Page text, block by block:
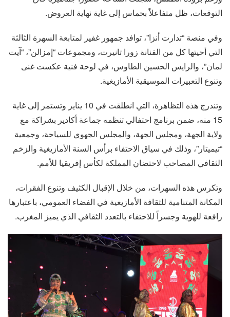
التوقعات، ظل متفاعلاً بحماس إلى غاية نهاية العروض.
وفي منصة “تدارت أنزا”، توافد جمهور غفير لمتابعة السهرة الثالثة
التي أحيتها كل من الفنانة زورا تانيرت، ومجموعات “إمزالن”، “آيت
لمان”، والرايس الحسين الطاوس، في لوحة فنية عكست غنى
وتنوع التعبيرات الموسيقية الأمازيغية.
وتندرج هذه التظاهرة، التي انطلقت في 10 يناير وتستمر إلى غاية
15 منه، ضمن برنامج احتفالي تنظمه جماعة أكادير بشراكة مع
ولاية الجهة، ومجلس الجهة، والمجلس الجهوي للسياحة، وجمعية
“تيميتار”، وذلك في سياق الاحتفاء برأس السنة الأمازيغية والزخم
الثقافي المصاحب لاحتضان المملكة لكأس إفريقيا للأمم.
وتكرس هذه السهرات، من خلال الإقبال الكثيف وتنوع الفقرات،
المكانة المتنامية للثقافة الأمازيغية في الفضاء العمومي، باعتبارها
رافعة للهوية وجسراً للاحتفاء بالتعدد الثقافي الذي يميز المغرب.